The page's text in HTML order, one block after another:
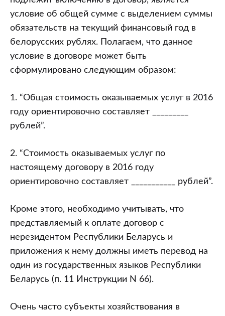
условие об общей сумме с выделением суммы
обязательств на текущий финансовый год в
белорусских рублях. Полагаем, что данное
условие в договоре может быть
сформулировано следующим образом:
1. “Общая стоимость оказываемых услуг в 2016
году ориентировочно составляет _________
рублей”.
2. “Стоимость оказываемых услуг по
настоящему договору в 2016 году
ориентировочно составляет ___________ рублей”.
Кроме этого, необходимо учитывать, что
представляемый к оплате договор с
нерезидентом Республики Беларусь и
приложения к нему должны иметь перевод на
один из государственных языков Республики
Беларусь (п. 11 Инструкции N 66).
Очень часто субъекты хозяйствования в